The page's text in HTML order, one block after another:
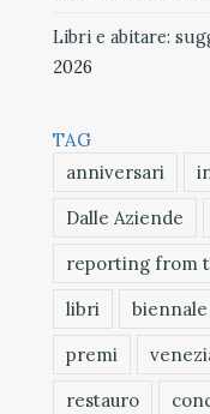
Libri e abitare:
2026
TAG
anniversari
Dalle Aziende
reporting from
libri
biennale
premi
restauro